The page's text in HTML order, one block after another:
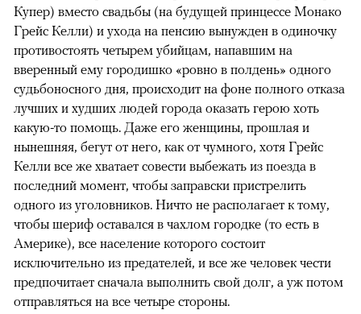
Купер) вместо свадьбы (на будущей принцессе Монако
Грейс Келли) и ухода на пенсию вынужден в одиночку
противостоять четырем убийцам, напавшим на
вверенный ему городишко «ровно в полдень» одного
судьбоносного дня, происходит на фоне полного отказа
лучших и худших людей города оказать герою хоть
какую-то помощь. Даже его женщины, прошлая и
нынешняя, бегут от него, как от чумного, хотя Грейс
Келли все же хватает совести выбежать из поезда в
последний момент, чтобы заправски пристрелить
одного из уголовников. Ничто не располагает к тому,
чтобы шериф оставался в чахлом городке (то есть в
Америке), все население которого состоит
исключительно из предателей, и все же человек чести
предпочитает сначала выполнить свой долг, а уж потом
отправляться на все четыре стороны.